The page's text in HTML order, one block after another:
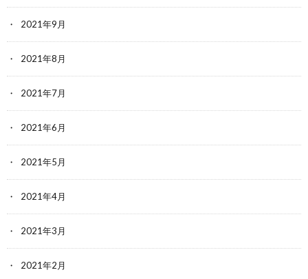
2021年9月
2021年8月
2021年7月
2021年6月
2021年5月
2021年4月
2021年3月
2021年2月